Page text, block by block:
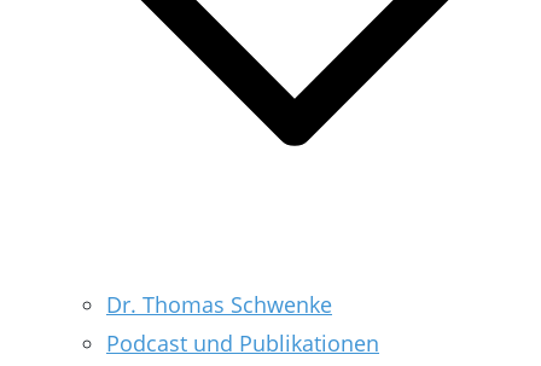
Dr. Thomas Schwenke
Podcast und Publikationen